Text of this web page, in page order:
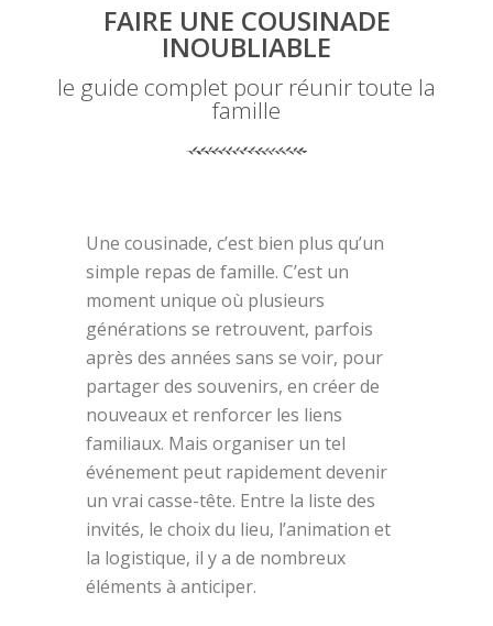
FAIRE UNE COUSINADE
INOUBLIABLE
le guide complet pour réunir toute la
famille
Une cousinade, c’est bien plus qu’un
simple repas de famille. C’est un
moment unique où plusieurs
générations se retrouvent, parfois
après des années sans se voir, pour
partager des souvenirs, en créer de
nouveaux et renforcer les liens
familiaux. Mais organiser un tel
événement peut rapidement devenir
un vrai casse-tête. Entre la liste des
invités, le choix du lieu, l’animation et
la logistique, il y a de nombreux
éléments à anticiper.